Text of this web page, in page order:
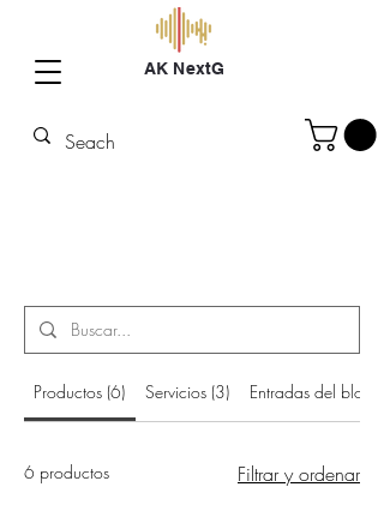
AK NextG
Productos (6) Servicios (3) Entradas del blog (9)
6 productos Filtrar y ordenar